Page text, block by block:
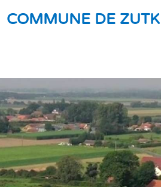
COMMUNE DE